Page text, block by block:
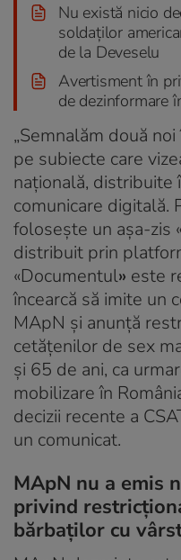
Nu există nicio
soldaților
de la Deveselu
Avertisment în
de dezinformare
„Semnalăm două
pe subiecte care
naţională,
comunicare digitală.
foloseşte un aşa-zis
distribuit prin
«Documentul» este
încearcă să imite un
MApN şi anunţă
cetăţenilor de sex
şi 65 de ani, ca
mobilizare în
decizii recente a
un comunicat.
MApN nu a emis
privind
bărbaților cu